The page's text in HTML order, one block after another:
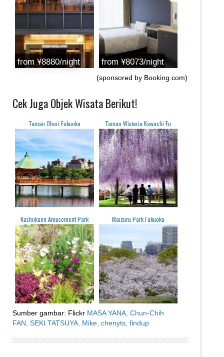
from ‎¥8880/night from ‎¥8073/night
(sponsored by Booking.com)
Cek Juga Objek Wisata Berikut!
Taman Ohori Fukuoka Taman Wisteria Kawachi Fu
Kashiikaen Amusement Park Maizuru Park Fukuoka
Sumber gambar: Flickr MASA YANA, Chun-Chih
FAN, SEKI TATSUYA, Mike, chenyts, findup